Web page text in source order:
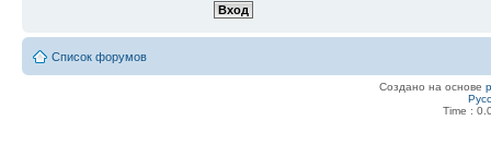
Список форумов
Создано на основе
Time :